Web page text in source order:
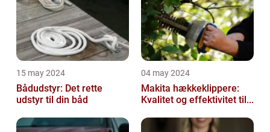
15 may 2024
Bådudstyr: Det rette
udstyr til din båd
04 may 2024
Makita hækkeklippere:
Kvalitet og effektivitet til...